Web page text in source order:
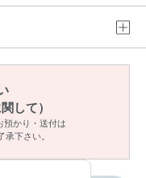
して）
預かり・送付は
承下さい。